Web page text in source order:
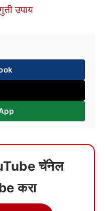
उपाय
चॅनेल
करा